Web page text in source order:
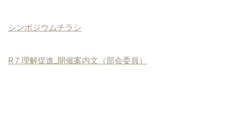
シンポジウムチラシ
R７理解促進_開催案内文（部会委員）